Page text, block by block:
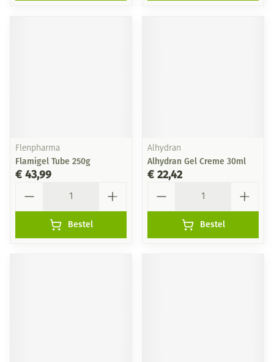
Flenpharma
Flamigel Tube 250g
€ 43,99
Bestel
Alhydran
Alhydran Gel Creme 30ml
€ 22,42
Bestel